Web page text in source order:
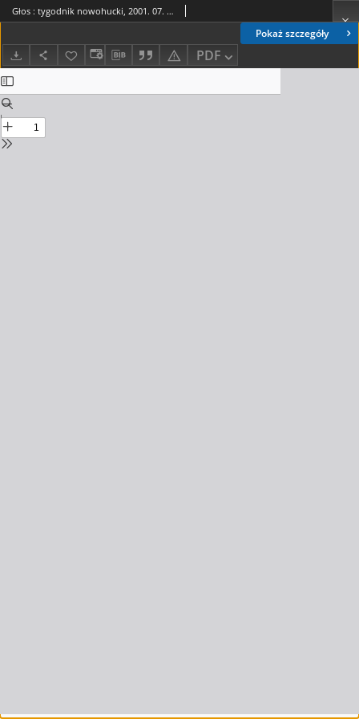
Pokaż szczegóły
PDF
Głos : tygodnik nowohucki, 2001. 07. 06, nr 27